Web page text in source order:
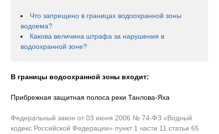
Что запрещено в границах водоохранной зоны
водоема?
Какова величина штрафа за нарушения в
водоохранной зоне?
В границы водоохранной зоны входит:
Прибрежная защитная полоса реки Танлова-Яха
Федеральный закон от 03 июня 2006 № 74-ФЗ «Водный
кодекс Российской Федерации» пункт 1 части 11 статьи 65